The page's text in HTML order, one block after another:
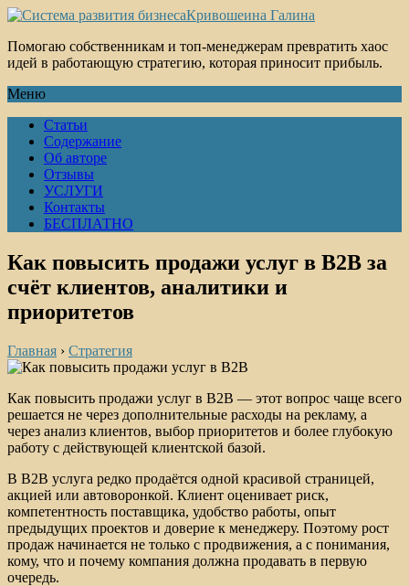
Кривошеина Галина
Помогаю собственникам и топ-менеджерам превратить хаос
идей в работающую стратегию, которая приносит прибыль.
Меню
Статьи
Содержание
Об авторе
Отзывы
УСЛУГИ
Контакты
БЕСПЛАТНО
Как повысить продажи услуг в B2B за
счёт клиентов, аналитики и
приоритетов
Главная › Стратегия
Как повысить продажи услуг в B2B — этот вопрос чаще всего
решается не через дополнительные расходы на рекламу, а
через анализ клиентов, выбор приоритетов и более глубокую
работу с действующей клиентской базой.
В B2B услуга редко продаётся одной красивой страницей,
акцией или автоворонкой. Клиент оценивает риск,
компетентность поставщика, удобство работы, опыт
предыдущих проектов и доверие к менеджеру. Поэтому рост
продаж начинается не только с продвижения, а с понимания,
кому, что и почему компания должна продавать в первую
очередь.